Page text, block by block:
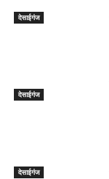
देसाईगंज
देसाईगंज
देसाईगंज